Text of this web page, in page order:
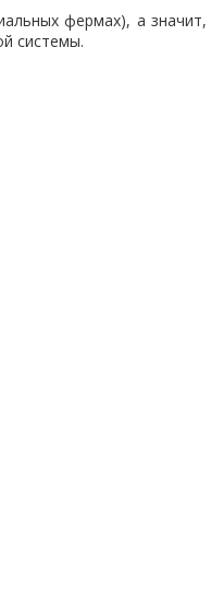
фермах), а значит,
системы.